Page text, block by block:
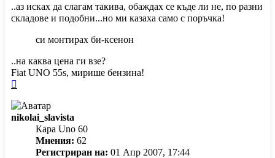
..аз исках да слагам такива, обаждах се къде ли не, по разни
складове и подобни...но ми казаха само с поръчка!
си монтирах би-ксенон
..на каква цена ги взе?
Fiat UNO 55s, мирише бензина!
в
началото
nikolai_slavista
Кара Uno 60
Мнения: 62
Регистриран на: 01 Апр 2007, 17:44